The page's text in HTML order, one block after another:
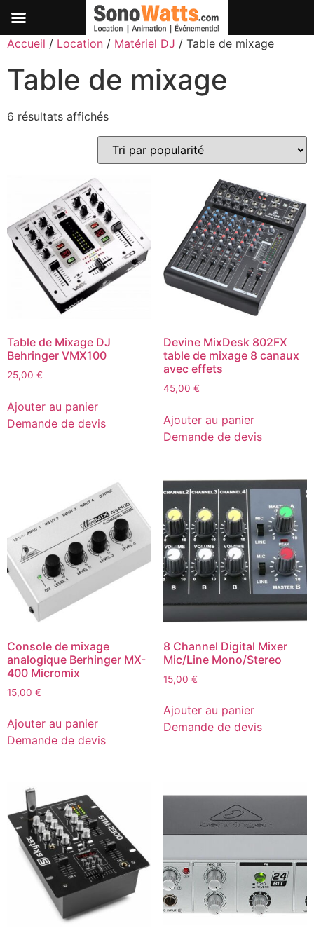
Passer
contenu
Accueil / Location / Matériel DJ / Table de mixage
Table de mixage
6 résultats affichésTrié
par
popularité
Table de Mixage DJ
Behringer VMX100
25,00 €
Ajouter au panier
Demande de devis
Devine MixDesk 802FX
table de mixage 8 canaux
avec effets
45,00 €
Ajouter au panier
Demande de devis
Console de mixage
analogique Berhinger MX-
400 Micromix
15,00 €
Ajouter au panier
Demande de devis
8 Channel Digital Mixer
Mic/Line Mono/Stereo
15,00 €
Ajouter au panier
Demande de devis